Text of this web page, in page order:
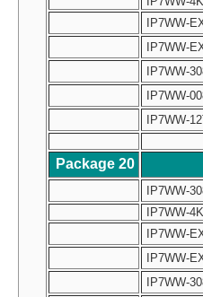
IP7WW-
IP7WW-
IP7WW-
IP7WW-
IP7WW-
Package 20
IP7WW-
IP7WW-
IP7WW-
IP7WW-
IP7WW-